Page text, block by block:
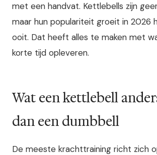
met een handvat. Kettlebells zijn
maar hun populariteit groeit in 2026
ooit. Dat heeft alles te maken met
korte tijd opleveren.
Wat een kettlebell
dan een dumbbell
De meeste krachttraining richt zich